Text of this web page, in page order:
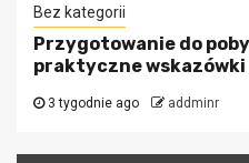
Bez kategorii
Przygotowanie do
praktyczne wskazówki
3 tygodnie ago addminr